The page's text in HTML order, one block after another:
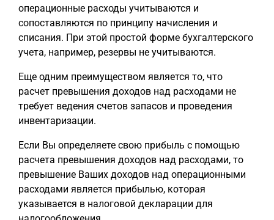
операционные расходы учитываются и
сопоставляются по принципу начисления и
списания. При этой простой форме бухгалтерского
учета, например, резервы не учитываются.
Еще одним преимуществом является то, что
расчет превышения доходов над расходами не
требует ведения счетов запасов и проведения
инвентаризации.
Если Вы определяете свою прибыль с помощью
расчета превышения доходов над расходами, то
превышение Ваших доходов над операционными
расходами является прибылью, которая
указывается в налоговой декларации для